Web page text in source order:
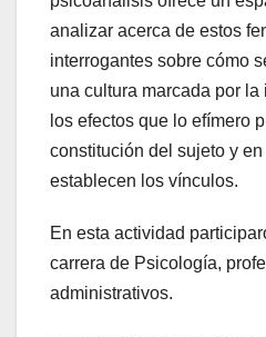
analizar acerca de estos
interrogantes sobre cómo
una cultura marcada por
los efectos que lo efímero
constitución del sujeto y
establecen los vínculos.
En esta actividad
carrera de Psicología,
administrativos.